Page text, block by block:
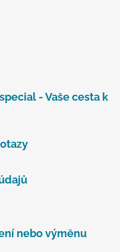
- Vaše cesta k
nebo výměnu